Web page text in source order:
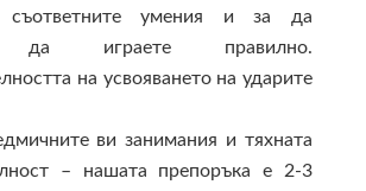
съответните умения и за да
да играете правилно.
на усвояването на ударите
ви занимания и тяхната
– нашата препоръка е 2-3